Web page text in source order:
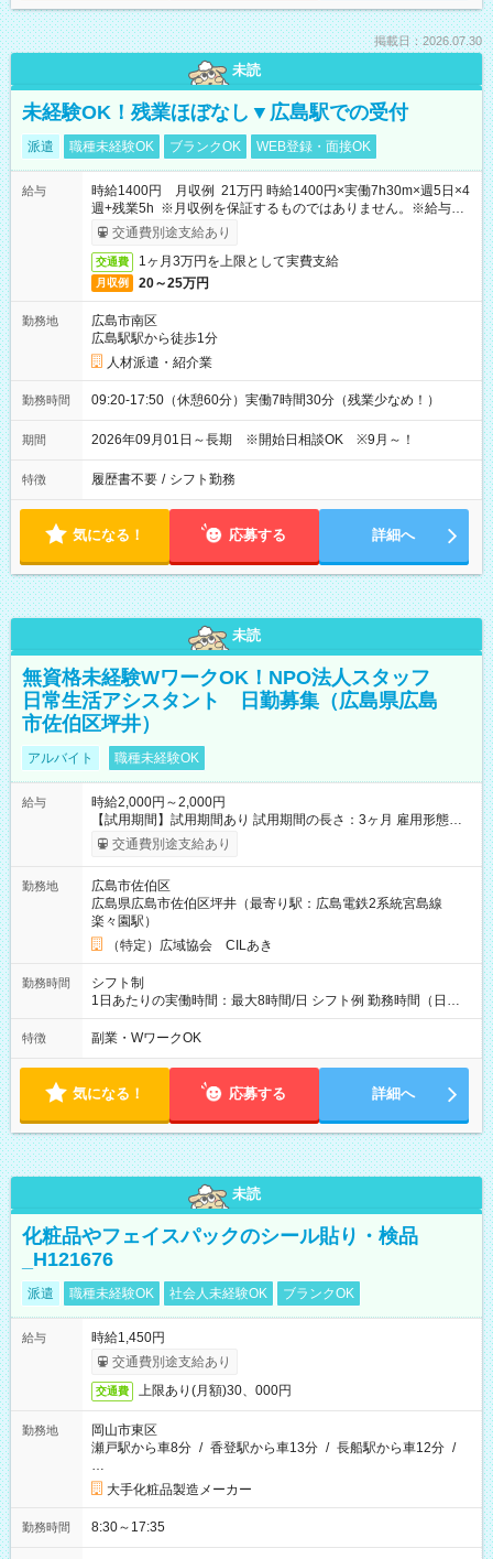
掲載日：2026.07.30
未読
未経験OK！残業ほぼなし▼広島駅での受付
派遣 職種未経験OK ブランクOK WEB登録・面接OK
給与
時給1400円 月収例 21万円 時給1400円×実働7h30m×週5日×4
週+残業5h ※月収例を保証するものではありません。※給与即
受取りサービス利用可（利用条件有）
交通費別途支給あり
交通費 1ヶ月3万円を上限として実費支給
月収例 20～25万円
勤務地
広島市南区
広島駅駅から徒歩1分
人材派遣・紹介業
勤務時間 09:20-17:50（休憩60分）実働7時間30分（残業少なめ！）
期間 2026年09月01日～長期 ※開始日相談OK ※9月～！
特徴 履歴書不要 / シフト勤務
気になる！ 応募する 詳細へ
未読
無資格未経験WワークOK！NPO法人スタッフ
日常生活アシスタント 日勤募集（広島県広島
市佐伯区坪井）
アルバイト 職種未経験OK
給与
時給2,000円～2,000円
【試用期間】試用期間あり 試用期間の長さ：3ヶ月 雇用形態、
給与は本採用時と同じです。
交通費別途支給あり
勤務地
広島市佐伯区
広島県広島市佐伯区坪井（最寄り駅：広島電鉄2系統宮島線
楽々園駅）
（特定）広域協会 CILあき
勤務時間
シフト制
1日あたりの実働時間：最大8時間/日 シフト例 勤務時間（日
勤）・8時～18時 （実働時間8時間 待機休憩2時間）（日勤1回
あたりの給与 2万円）
特徴 副業・WワークOK
気になる！ 応募する 詳細へ
未読
化粧品やフェイスパックのシール貼り・検品
_H121676
派遣 職種未経験OK 社会人未経験OK ブランクOK
給与
時給1,450円
交通費別途支給あり
交通費 上限あり(月額)30、000円
勤務地
岡山市東区
瀬戸駅から車8分 / 香登駅から車13分 / 長船駅から車12分 /
…
大手化粧品製造メーカー
勤務時間 8:30～17:35